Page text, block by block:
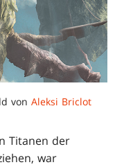
von Aleksi Briclot
Titanen der
war